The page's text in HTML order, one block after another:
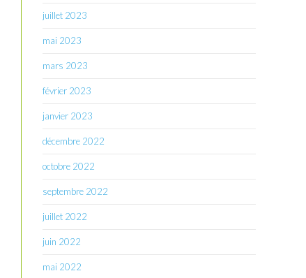
juillet 2023
mai 2023
mars 2023
février 2023
janvier 2023
décembre 2022
octobre 2022
septembre 2022
juillet 2022
juin 2022
mai 2022